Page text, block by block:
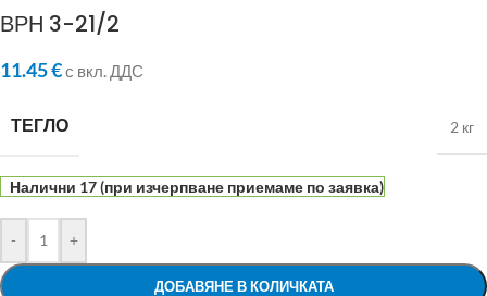
ВРН 3-21/2
11.45€с вкл. ДДС
ТЕГЛО 2 кг
Налични 17 (при изчерпване приемаме по заявка)
- +
ДОБАВЯНЕ В КОЛИЧКАТА